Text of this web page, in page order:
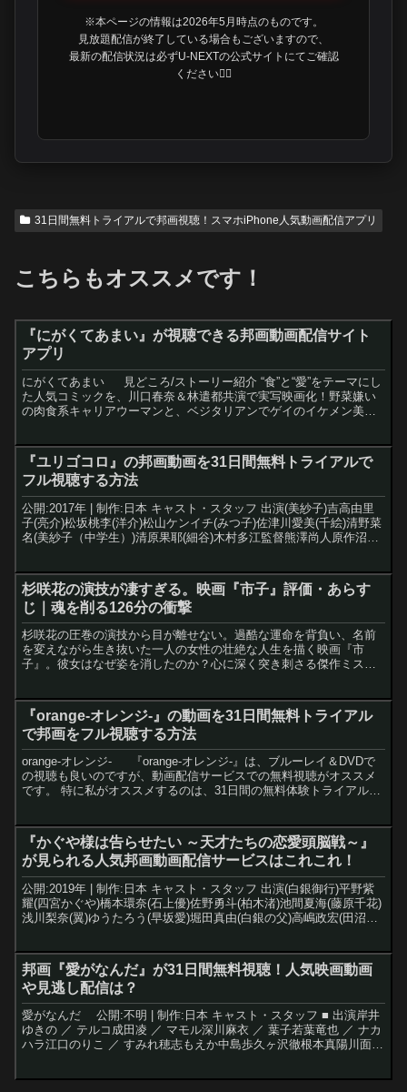
※本ページの情報は2026年5月時点のものです。
見放題配信が終了している場合もございますので、
最新の配信状況は必ずU-NEXTの公式サイトにてご確認
ください🙇‍♀️
31日間無料トライアルで邦画視聴！スマホiPhone人気動画配信アプリ
こちらもオススメです！
『にがくてあまい』が視聴できる邦画動画配信サイト
アプリ
にがくてあまい 見どころ/ストーリー紹介 “食”と“愛”をテーマにし
た人気コミックを、川口春奈＆林遣都共演で実写映画化！野菜嫌い
の肉食系キャリアウーマンと、ベジタリアンでゲイのイケメン美術
『ユリゴコロ』の邦画動画を31日間無料トライアルで
フル視聴する方法
公開:2017年 | 制作:日本 キャスト・スタッフ 出演(美紗子)吉高由里
子(亮介)松坂桃李(洋介)松山ケンイチ(みつ子)佐津川愛美(千絵)清野菜
名(美紗子（中学生）)清原果耶(細谷)木村多江監督熊澤尚人原作沼田
杉咲花の演技が凄すぎる。映画『市子』評価・あらす
じ｜魂を削る126分の衝撃
杉咲花の圧巻の演技から目が離せない。過酷な運命を背負い、名前
を変えながら生き抜いた一人の女性の壮絶な人生を描く映画『市
子』。彼女はなぜ姿を消したのか？心に深く突き刺さる傑作ミステ
『orange-オレンジ-』の動画を31日間無料トライアル
で邦画をフル視聴する方法
orange-オレンジ- 『orange-オレンジ-』は、ブルーレイ＆DVDで
の視聴も良いのですが、動画配信サービスでの無料視聴がオススメ
です。 特に私がオススメするのは、31日間の無料体験トライアルが
『かぐや様は告らせたい ～天才たちの恋愛頭脳戦～』
が見られる人気邦画動画配信サービスはこれこれ！
公開:2019年 | 制作:日本 キャスト・スタッフ 出演(白銀御行)平野紫
耀(四宮かぐや)橋本環奈(石上優)佐野勇斗(柏木渚)池間夏海(藤原千花)
浅川梨奈(翼)ゆうたろう(早坂愛)堀田真由(白銀の父)高嶋政宏(田沼正
邦画『愛がなんだ』が31日間無料視聴！人気映画動画
や見逃し配信は？
愛がなんだ 公開:不明 | 制作:日本 キャスト・スタッフ ■ 出演岸井
ゆきの ／ テルコ成田凌 ／ マモル深川麻衣 ／ 葉子若葉竜也 ／ ナカ
ハラ江口のりこ ／ すみれ穂志もえか中島歩久ヶ沢徹根本真陽川面千